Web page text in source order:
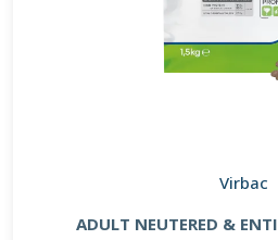
Virbac
ADULT NEUTERED &